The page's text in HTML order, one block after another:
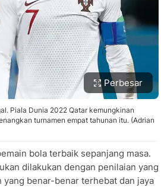
Perbesar
Piala Dunia 2022 Qatar kemungkinan
turnamen empat tahunan itu. (Adrian
bola terbaik sepanjang masa.
dilakukan dengan penilaian yang
yang benar-benar terhebat dan jaya